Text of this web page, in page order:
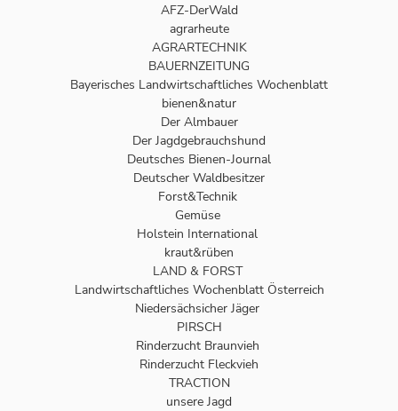
AFZ-DerWald
agrarheute
AGRARTECHNIK
BAUERNZEITUNG
Bayerisches Landwirtschaftliches Wochenblatt
bienen&natur
Der Almbauer
Der Jagdgebrauchshund
Deutsches Bienen-Journal
Deutscher Waldbesitzer
Forst&Technik
Gemüse
Holstein International
kraut&rüben
LAND & FORST
Landwirtschaftliches Wochenblatt Österreich
Niedersächsicher Jäger
PIRSCH
Rinderzucht Braunvieh
Rinderzucht Fleckvieh
TRACTION
unsere Jagd